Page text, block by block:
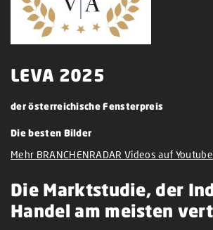
LEVA 2025
der österreichische Fensterpreis
Die besten Bilder
Mehr BRANCHENRADAR Videos auf Youtube
Die Marktstudie, der
Handel am meisten